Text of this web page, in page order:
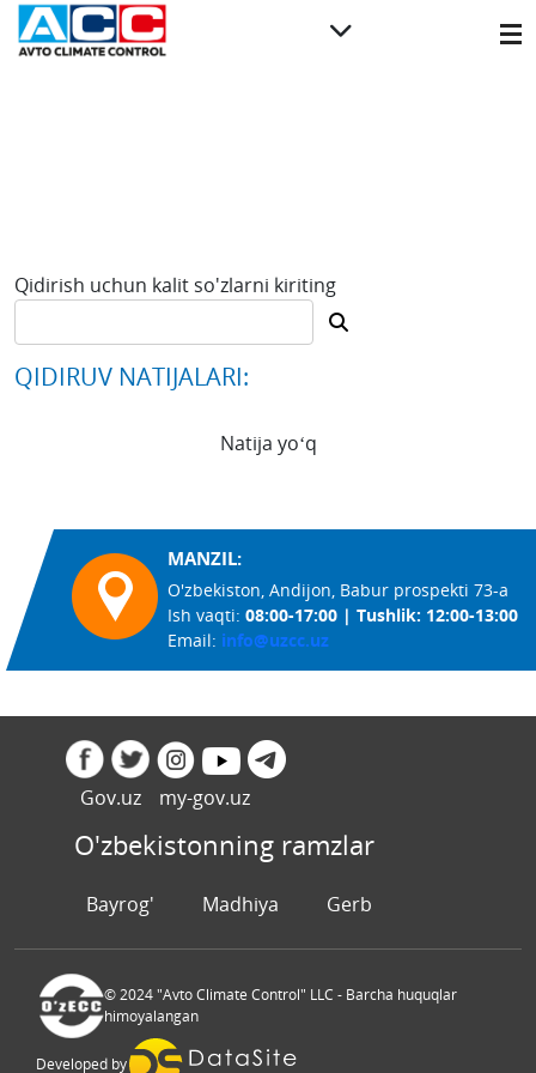
Qidirish uchun kalit so'zlarni kiriting
QIDIRUV NATIJALARI:
Natija yoʻq
Gov.uz my-gov.uz
MANZIL:
O'zbekiston, Andijon, Babur prospekti 73-a
Ish vaqti: 08:00-17:00 | Tushlik: 12:00-13:00
Email: info@uzcc.uz
O'zbekistonning ramzlar
Bayrog' Madhiya Gerb
© 2024 "Avto Climate Control" LLC - Barcha huquqlar
himoyalangan
Developed by